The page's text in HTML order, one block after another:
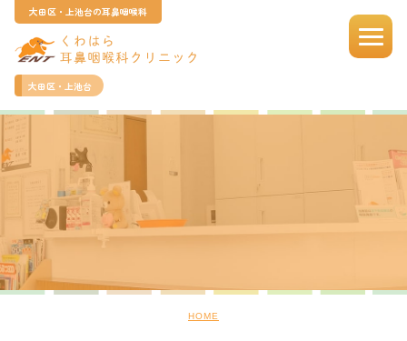
大田区・上池台の耳鼻咽喉科
大田区・上池台
HOME